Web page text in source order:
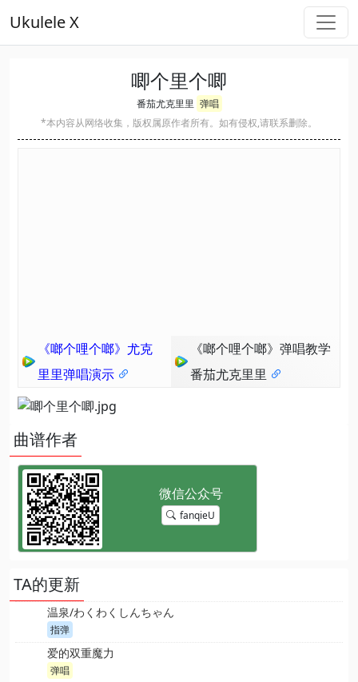
Ukulele X
唧个里个唧
番茄尤克里里 弹唱
*本内容从网络收集，版权属原作者所有。如有侵权,请联系删除。
《啷个哩个啷》尤克
里里弹唱演示
《啷个哩个啷》弹唱教学
番茄尤克里里
曲谱作者
fanqieU
TA的更新
温泉/わくわくしんちゃん
指弹
爱的双重魔力
弹唱